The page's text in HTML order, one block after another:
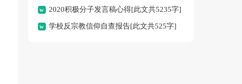
2020积极分子发言稿心得[此文共5235字]
学校反宗教信仰自查报告[此文共525字]